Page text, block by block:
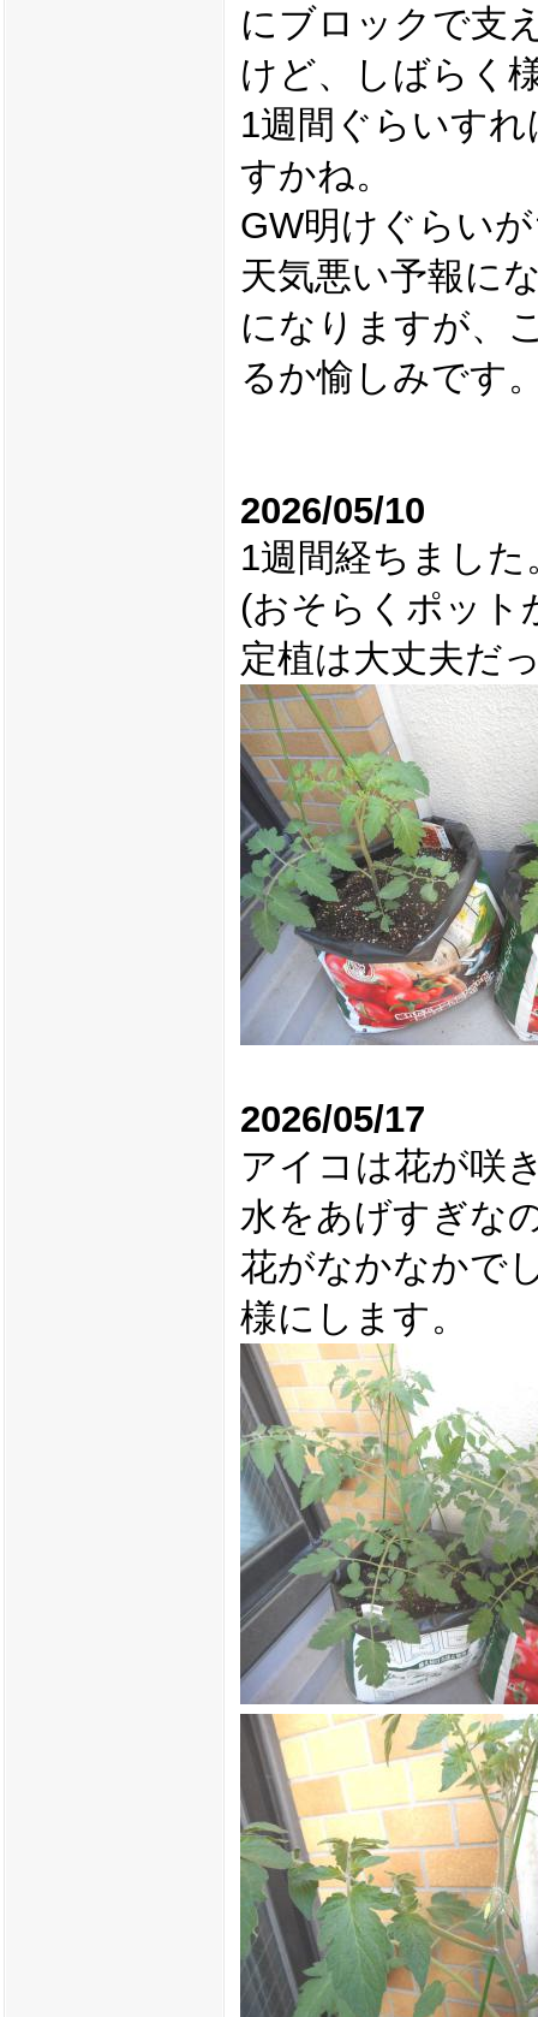
にブロックで支
けど、しばらく
1週間ぐらいす
すかね。
GW明けぐらい
天気悪い予報に
になりますが、
るか愉しみです
2026/05/10
1週間経ちまし
(おそらくポット
定植は大丈夫だ
2026/05/17
アイコは花が咲
水をあげすぎな
花がなかなかで
様にします。